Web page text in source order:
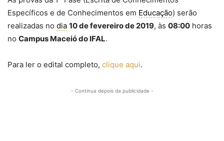
Específicos e de Conhecimentos em Educação) serão
realizadas no dia 10 de fevereiro de 2019, às 08:00 horas
no Campus Maceió do IFAL.
Para ler o edital completo, clique aqui.
- Continua depois da publicidade -